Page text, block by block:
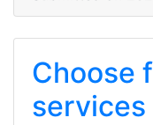
Choose
services